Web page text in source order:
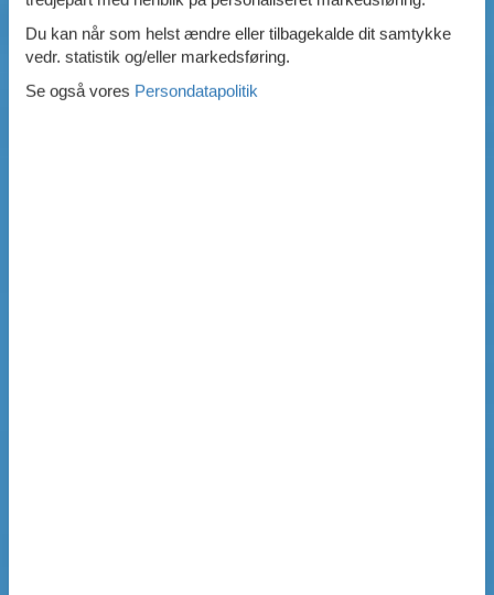
Du kan når som helst ændre eller tilbagekalde dit samtykke
vedr. statistik og/eller markedsføring.
Se også vores Persondatapolitik